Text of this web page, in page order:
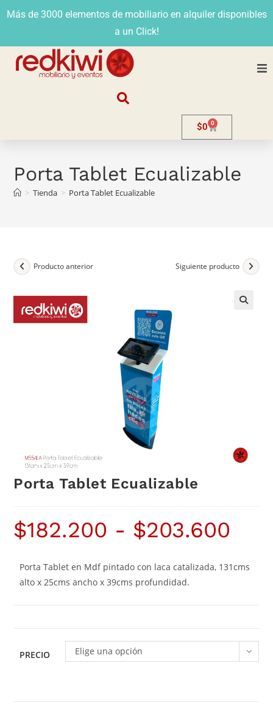
Más de 3000 elementos de mobiliario en alquiler disponibles
a un Click!
Venta
Contacto
$0 0
Porta Tablet Ecualizable
> Tienda > Porta Tablet Ecualizable
Producto anterior Siguiente producto
Porta Tablet Ecualizable
$182.200 - $203.600
Porta Tablet en Mdf pintado con laca catalizada, 131cms
alto x 25cms ancho x 39cms profundidad.
PRECIO Elige una opción